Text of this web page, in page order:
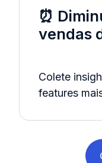
⏰
vendas
Colete
features